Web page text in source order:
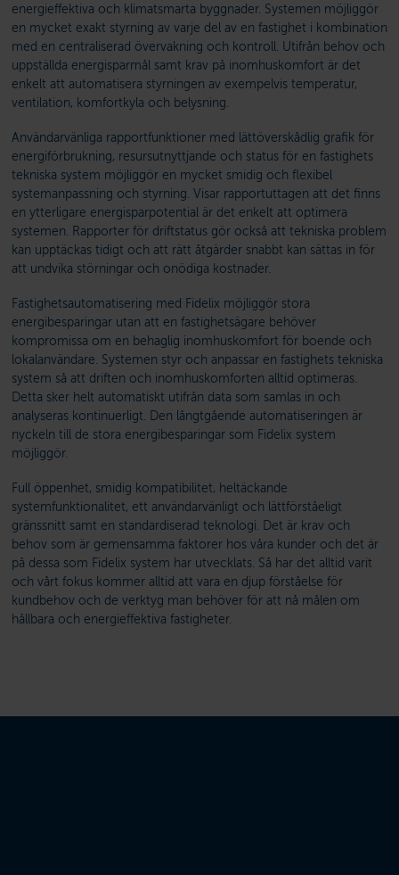
energieffektiva och klimatsmarta byggnader. Systemen möjliggör
en mycket exakt styrning av varje del av en fastighet i kombination
med en centraliserad övervakning och kontroll. Utifrån behov och
uppställda energisparmål samt krav på inomhuskomfort är det
enkelt att automatisera styrningen av exempelvis temperatur,
ventilation, komfortkyla och belysning.
Användarvänliga rapportfunktioner med lättöverskådlig grafik för
energiförbrukning, resursutnyttjande och status för en fastighets
tekniska system möjliggör en mycket smidig och flexibel
systemanpassning och styrning. Visar rapportuttagen att det finns
en ytterligare energisparpotential är det enkelt att optimera
systemen. Rapporter för driftstatus gör också att tekniska problem
kan upptäckas tidigt och att rätt åtgärder snabbt kan sättas in för
att undvika störningar och onödiga kostnader.
Fastighetsautomatisering med Fidelix möjliggör stora
energibesparingar utan att en fastighetsägare behöver
kompromissa om en behaglig inomhuskomfort för boende och
lokalanvändare. Systemen styr och anpassar en fastighets tekniska
system så att driften och inomhuskomforten alltid optimeras.
Detta sker helt automatiskt utifrån data som samlas in och
analyseras kontinuerligt. Den långtgående automatiseringen är
nyckeln till de stora energibesparingar som Fidelix system
möjliggör.
Full öppenhet, smidig kompatibilitet, heltäckande
systemfunktionalitet, ett användarvänligt och lättförståeligt
gränssnitt samt en standardiserad teknologi. Det är krav och
behov som är gemensamma faktorer hos våra kunder och det är
på dessa som Fidelix system har utvecklats. Så har det alltid varit
och vårt fokus kommer alltid att vara en djup förståelse för
kundbehov och de verktyg man behöver för att nå målen om
hållbara och energieffektiva fastigheter.